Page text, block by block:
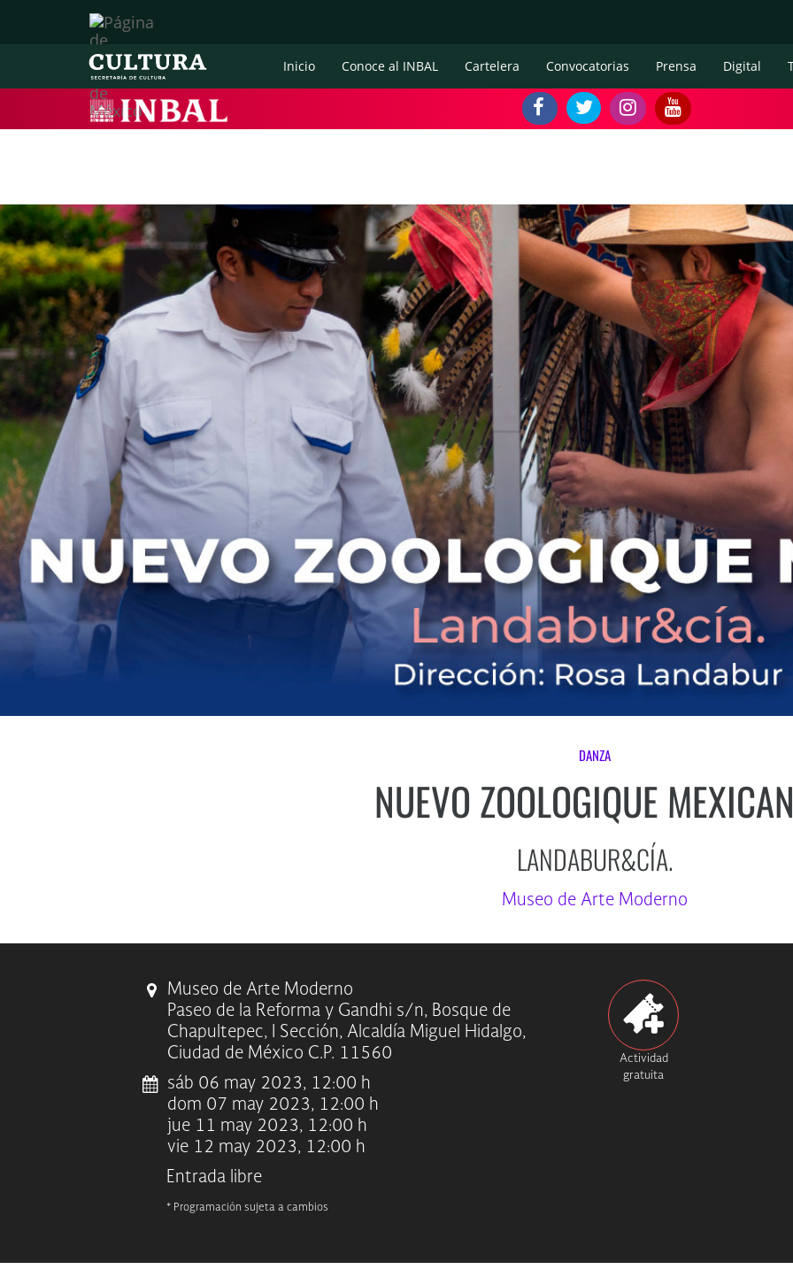
Inicio Conoce al INBAL Cartelera Convocatorias Prensa Digital
DANZA
NUEVO ZOOLOGIQUE
LANDABUR&CÍA.
Museo de Arte Moderno
Museo de Arte Moderno
Paseo de la Reforma y Gandhi s/n, Bosque de
Chapultepec, I Sección, Alcaldía Miguel Hidalgo,
Ciudad de México C.P. 11560
sáb 06 may 2023, 12:00 h
dom 07 may 2023, 12:00 h
jue 11 may 2023, 12:00 h
vie 12 may 2023, 12:00 h
Entrada libre
* Programación sujeta a cambios
Actividad
gratuita